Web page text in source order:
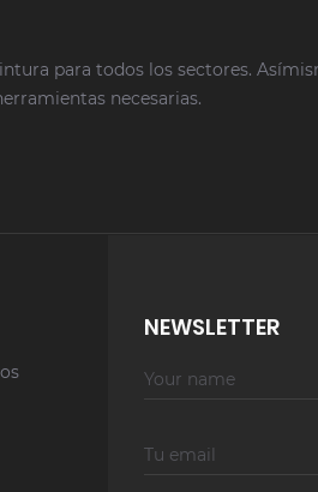
para todos los sectores.
necesarias.
NEWSLETTER